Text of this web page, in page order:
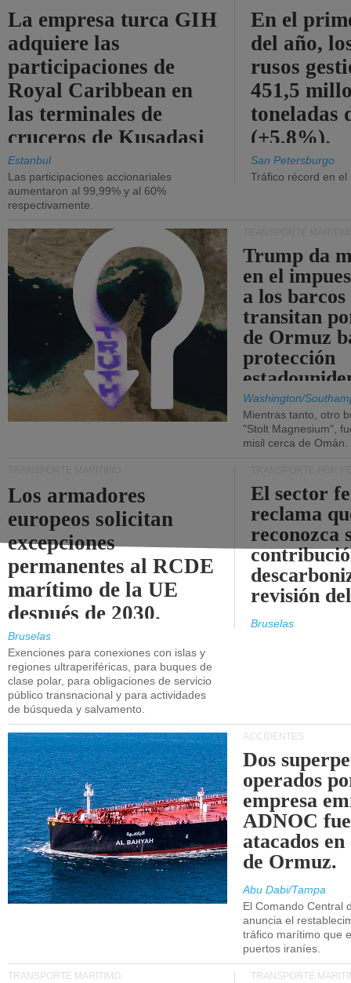
La empresa turca GIH
adquiere las
participaciones de
Royal Caribbean en
las terminales de
cruceros de Kusadasi
y Lisboa.
Estanbul
Las participaciones accionariales
aumentaron al 99,99% y al 60%
respectivamente.
En el
del año,
rusos
451,5
toneladas
(+5,8%).
San Petersburgo
Tráfico récord en
Trump da
en el
a los barcos
transitan
de Ormuz
protección
Washington/
Mientras tanto, otro
"Stolt Magnesium",
misil cerca de Omán.
Los armadores
europeos solicitan
excepciones
permanentes al RCDE
marítimo de la UE
después de 2030.
Bruselas
Exenciones para conexiones con islas y
regiones ultraperiféricas, para buques de
clase polar, para obligaciones de servicio
público transnacional y para actividades
de búsqueda y salvamento.
El sector
reclama
reconozca
revisión
Bruselas
ACCIDENTES
Dos
operados
empresa
ADNOC
atacados
de Ormuz.
Abu Dabi/Tampa
El Comando Central
anuncia el
tráfico marítimo que
puertos iraníes.
TRANSPORTE MARÍTIMO TRANSPORTE